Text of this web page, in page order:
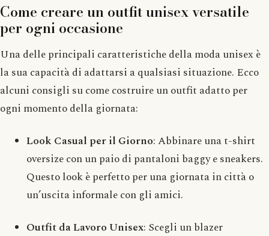
Come creare un outfit unisex versatile
per ogni occasione
Una delle principali caratteristiche della moda unisex è
la sua capacità di adattarsi a qualsiasi situazione. Ecco
alcuni consigli su come costruire un outfit adatto per
ogni momento della giornata:
Look Casual per il Giorno: Abbinare una t-shirt
oversize con un paio di pantaloni baggy e sneakers.
Questo look è perfetto per una giornata in città o
un’uscita informale con gli amici.
Outfit da Lavoro Unisex: Scegli un blazer